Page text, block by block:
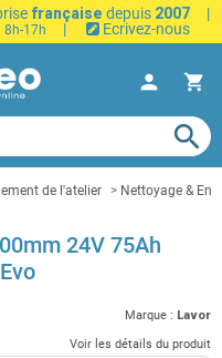
française depuis 2007
|
8h-17h | Ecrivez-nous
person shopping_cart
search
de l'atelier Nettoyage &
24V 75Ah
Marque : Lavor
Voir les détails du produit